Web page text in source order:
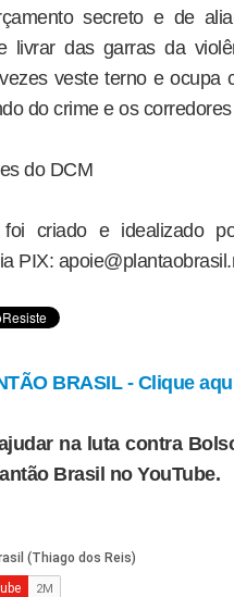
secreto e de
livrar das garras da
veste terno e ocupa
do crime e os
do DCM
foi criado e idealizado
PIX:
BRASIL - Clique
na luta contra
Brasil no YouTube.